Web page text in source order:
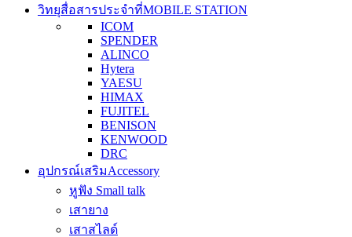
วิทยุสื่อสารประจำที่MOBILE STATION
ICOM
SPENDER
ALINCO
Hytera
YAESU
HIMAX
FUJITEL
BENISON
KENWOOD
DRC
อุปกรณ์เสริมAccessory
หูฟัง Small talk
เสายาง
เสาสไลด์